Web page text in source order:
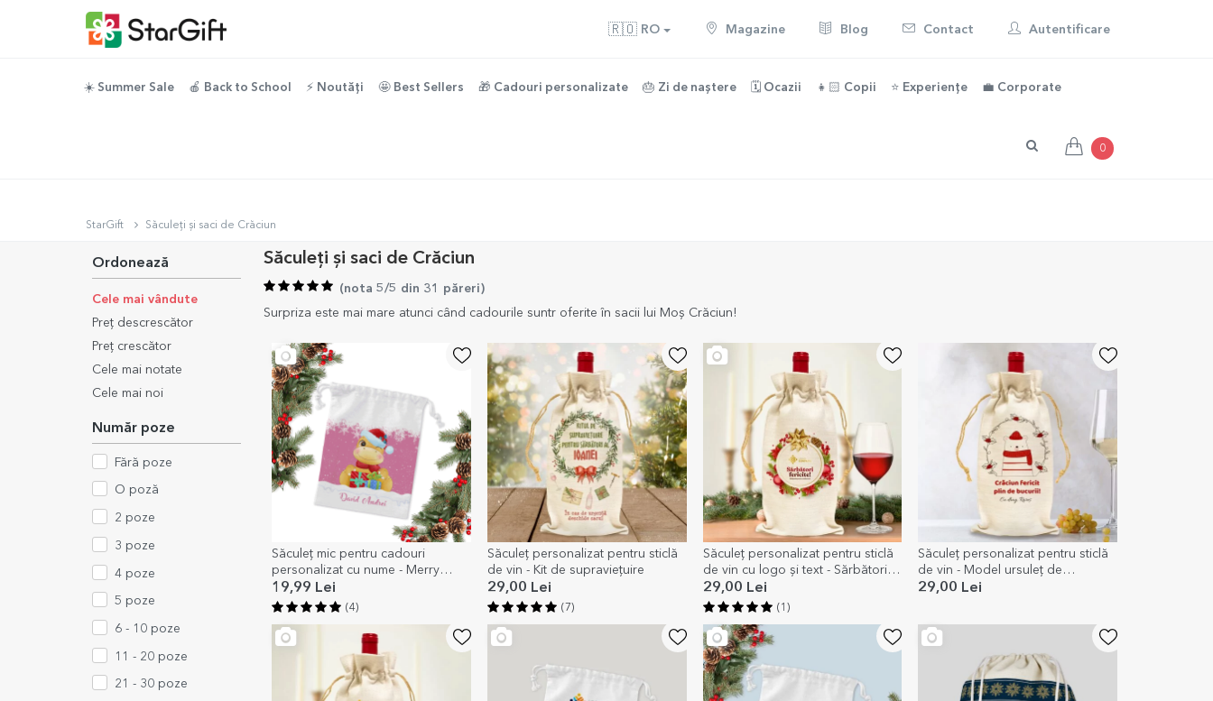
🇷🇴 RO Magazine Blog Contact Autentificare
☀️ Summer Sale 🍎 Back to School ⚡️ Noutăți 🤩 Best Sellers 🎁 Cadouri personalizate 🎂 Zi de naștere 🗓️ Ocazii 👧🏻 Copii ⭐️ Experiențe 💼 Corporate
0
StarGift Săculeți și saci de Crăciun
Ordonează
Cele mai vândute
Preț descrescător
Preț crescător
Cele mai notate
Cele mai noi
Număr poze
Fără poze
O poză
2 poze
3 poze
4 poze
5 poze
6 - 10 poze
11 - 20 poze
21 - 30 poze
Săculeți și saci de Crăciun
(nota 5/5 din 31 păreri )
Surpriza este mai mare atunci când cadourile suntr oferite în sacii lui Moș Crăciun!
Săculeț mic pentru cadouri
personalizat cu nume - Merry
Christmas
19,99 Lei
(4)
Săculeț personalizat pentru sticlă
de vin - Kit de supraviețuire
29,00 Lei
(7)
Săculeț personalizat pentru sticlă
de vin cu logo și text - Sărbători
fericite
29,00 Lei
(1)
Săculeț personalizat pentru sticlă
de vin - Model ursuleț de
sărbători
29,00 Lei